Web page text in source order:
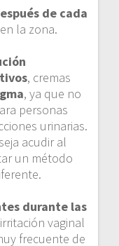
de cada
la zona.
, cremas
, ya que no
personas
urinarias.
acudir al
un método
durante las
vaginal
frecuente de